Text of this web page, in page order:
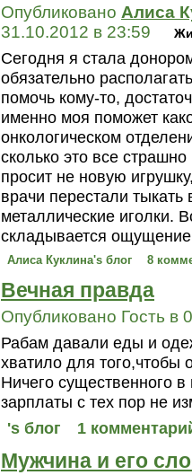
Опубликовано Алиса
31.10.2012 в 23:59
Сегодня я стала
обязательно
помочь кому-то,
именно моя поможет
онкологическом
сколько это все
просит не новую
врачи перестали
металлические иголки.
складывается ощущение
Алиса Куклина's блог 8
Вечная правда
Опубликовано Гость в
Рабам давали еды и
хватило для того,чтобы
Ничего существенного
зарплаты с тех пор не
's блог
1
Мужчина и его